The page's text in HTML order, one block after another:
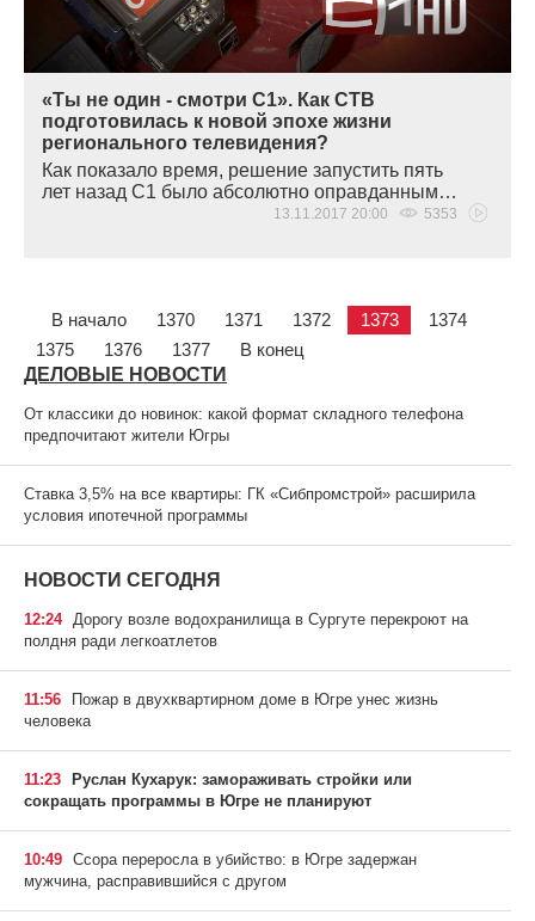
«Ты не один - смотри С1». Как СТВ
подготовилась к новой эпохе жизни
регионального телевидения?
Как показало время, решение запустить пять
лет назад С1 было абсолютно оправданным…
13.11.2017 20:00 5353
В начало 1370 1371 1372 1373
1374
1375
1376 1377 В конец
ДЕЛОВЫЕ НОВОСТИ
От классики до новинок: какой формат складного телефона
предпочитают жители Югры
Ставка 3,5% на все квартиры: ГК «Сибпромстрой» расширила
условия ипотечной программы
НОВОСТИ СЕГОДНЯ
12:24 Дорогу возле водохранилища в Сургуте перекроют на
полдня ради легкоатлетов
11:56
Пожар в двухквартирном доме в Югре унес жизнь
человека
11:23
Руслан Кухарук: замораживать стройки или
сокращать программы в Югре не планируют
10:49 Ссора переросла в убийство: в Югре задержан
мужчина, расправившийся с другом